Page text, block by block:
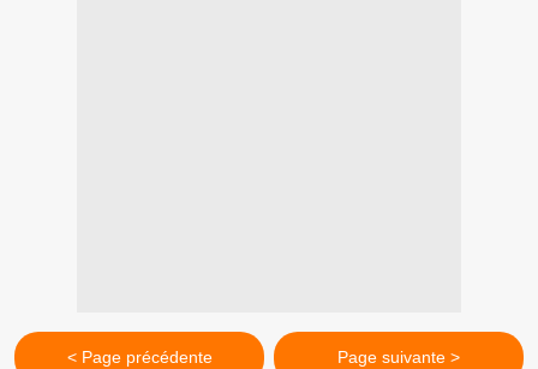
< Page précédente Page suivante >